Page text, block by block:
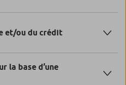
à raison de l’accès de
et/ou du crédit
du site
la base d’une